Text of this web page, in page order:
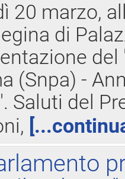
20 marzo,
di
(Snpa) -
Saluti del